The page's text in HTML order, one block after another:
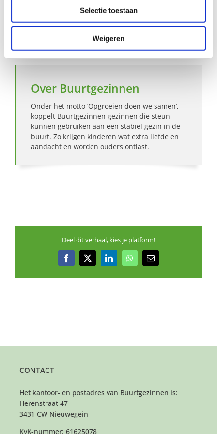
Selectie toestaan
Weigeren
Hoe werkt Buurtgezinnen?
Bekijk andere zoekprofielen
Over Buurtgezinnen
Onder het motto ‘Opgroeien doen we samen’,
koppelt Buurtgezinnen gezinnen die steun
kunnen gebruiken aan een stabiel gezin in de
buurt. Zo krijgen kinderen wat extra liefde en
aandacht en worden ouders ontlast.
Deel dit verhaal, kies je platform!
Facebook
X LinkedInWhatsApp
E-
CONTACT
Het kantoor- en postadres van Buurtgezinnen is:
Herenstraat 47
3431 CW Nieuwegein
KvK-nummer: 61625078